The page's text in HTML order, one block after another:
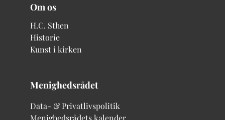
Om os
H.C. Sthen
Historie
Kunst i kirken
Menighedsrådet
Data- & Privatlivspolitik
Menighedsrådets kalender